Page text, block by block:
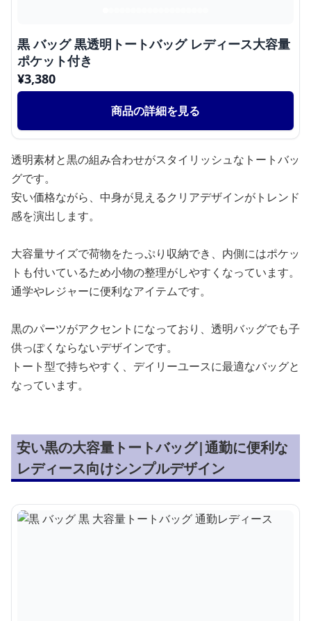
黒 バッグ 黒透明トートバッグ レディース大容量
ポケット付き
¥3,380
商品の詳細を見る
透明素材と黒の組み合わせがスタイリッシュなトートバッ
グです。
安い価格ながら、中身が見えるクリアデザインがトレンド
感を演出します。
大容量サイズで荷物をたっぷり収納でき、内側にはポケッ
トも付いているため小物の整理がしやすくなっています。
通学やレジャーに便利なアイテムです。
黒のパーツがアクセントになっており、透明バッグでも子
供っぽくならないデザインです。
トート型で持ちやすく、デイリーユースに最適なバッグと
なっています。
安い黒の大容量トートバッグ|通勤に便利な
レディース向けシンプルデザイン